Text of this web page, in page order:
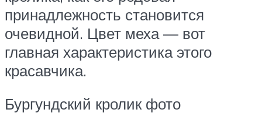
принадлежность становится
очевидной. Цвет меха — вот
главная характеристика этого
красавчика.
Бургундский кролик фото